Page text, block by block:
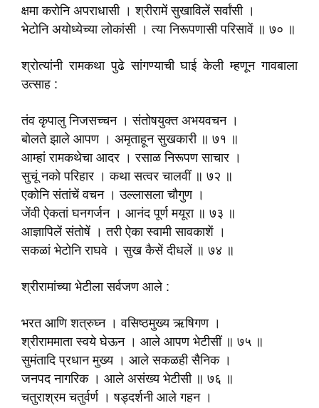
क्षमा करोनि अपराधासी । श्रीरामें सुखाविलें सर्वांसी ।
भेटोनि अयोध्येच्या लोकांसी । त्या निरूपणासी परिसावें ॥ ७० ॥
श्रोत्यांनी रामकथा पुढे सांगण्याची घाई केली म्हणून गावबाला
उत्साह :
तंव कृपालु निजसच्चन । संतोषयुक्त अभयवचन ।
बोलते झाले आपण । अमृताहून सुखकारी ॥ ७१ ॥
आम्हां रामकथेचा आदर । रसाळ निरूपण साचार ।
सुचूं नको परिहार । कथा सत्वर चालवीं ॥ ७२ ॥
एकोनि संतांचें वचन । उल्लासला चौगुण ।
जेंवी ऐकतां घनगर्जन । आनंद पूर्ण मयूरा ॥ ७३ ॥
आज्ञापिलें संतोषें । तरी ऐका स्वामी सावकाशें ।
सकळां भेटोनि राघवे । सुख कैसें दीधलें ॥ ७४ ॥
श्रीरामांच्या भेटीला सर्वजण आले :
भरत आणि शत्रुघ्न । वसिष्ठमुख्य ऋषिगण ।
श्रीराममाता स्वये घेऊन । आले आपण भेटीसीं ॥ ७५ ॥
सुमंतादि प्रधान मुख्य । आले सकळही सैनिक ।
जनपद नागरिक । आले असंख्य भेटीसी ॥ ७६ ॥
चतुराश्रम चतुर्वर्ण । षड्दर्शनी आले गहन ।